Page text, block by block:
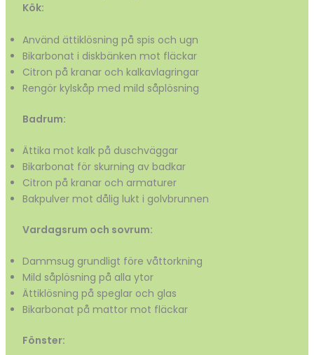
Kök:
Använd ättiklösning på spis och ugn
Bikarbonat i diskbänken mot fläckar
Citron på kranar och kalkavlagringar
Rengör kylskåp med mild såplösning
Badrum:
Ättika mot kalk på duschväggar
Bikarbonat för skurning av badkar
Citron på kranar och armaturer
Bakpulver mot dålig lukt i golvbrunnen
Vardagsrum och sovrum:
Dammsug grundligt före våttorkning
Mild såplösning på alla ytor
Ättiklösning på speglar och glas
Bikarbonat på mattor mot fläckar
Fönster: